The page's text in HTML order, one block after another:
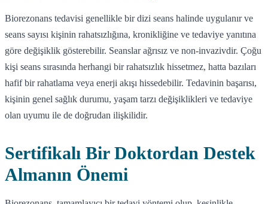
Biorezonans tedavisi genellikle bir dizi seans halinde uygulanır ve
seans sayısı kişinin rahatsızlığına, kronikliğine ve tedaviye yanıtına
göre değişiklik gösterebilir. Seanslar ağrısız ve non-invazivdir. Çoğu
kişi seans sırasında herhangi bir rahatsızlık hissetmez, hatta bazıları
hafif bir rahatlama veya enerji akışı hissedebilir. Tedavinin başarısı,
kişinin genel sağlık durumu, yaşam tarzı değişiklikleri ve tedaviye
olan uyumu ile de doğrudan ilişkilidir.
Sertifikalı Bir Doktordan Destek
Almanın Önemi